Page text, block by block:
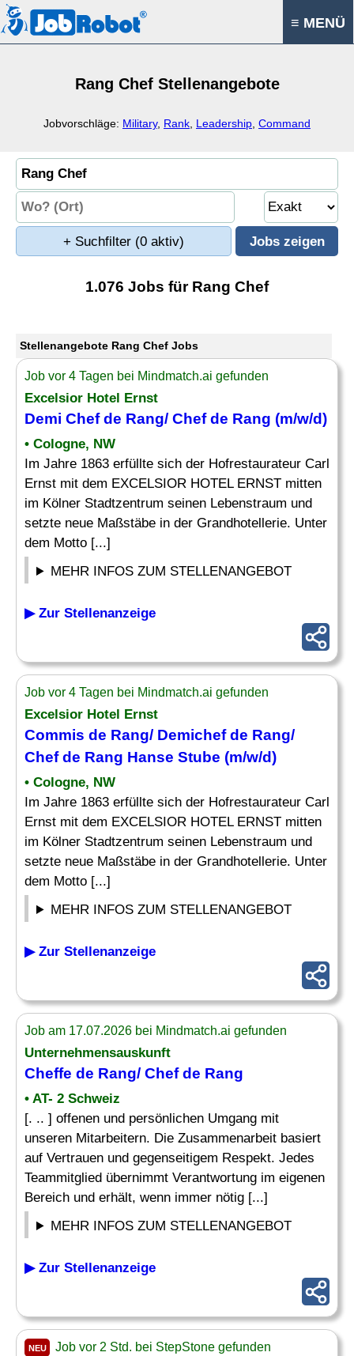
≡ MENÜ
Rang Chef Stellenangebote
Jobvorschläge: Military, Rank Leadership Command
+ Suchfilter (0 aktiv)
1.076 Jobs für Rang Chef
Stellenangebote Rang Chef Jobs
Job vor 4 Tagen bei Mindmatch.ai gefunden
Excelsior Hotel Ernst
Demi Chefde Rang/ Chefde Rang (m/w/d)
• Cologne, NW
Im Jahre 1863 erfüllte sich der Hofrestaurateur Carl
Ernst mit dem EXCELSIOR HOTEL ERNST mitten
im Kölner Stadtzentrum seinen Lebenstraum und
setzte neue Maßstäbe in der Grandhotellerie. Unter
dem Motto [...]
MEHR INFOS ZUM STELLENANGEBOT
▶ Zur Stellenanzeige
Job vor 4 Tagen bei Mindmatch.ai gefunden
Excelsior Hotel Ernst
Commis de Rang/ Demichef de Rang/
Chefde Rang Hanse Stube (m/w/d)
• Cologne, NW
Im Jahre 1863 erfüllte sich der Hofrestaurateur Carl
Ernst mit dem EXCELSIOR HOTEL ERNST mitten
im Kölner Stadtzentrum seinen Lebenstraum und
setzte neue Maßstäbe in der Grandhotellerie. Unter
dem Motto [...]
MEHR INFOS ZUM STELLENANGEBOT
▶ Zur Stellenanzeige
Job am 17.07.2026 bei Mindmatch.ai gefunden
Unternehmensauskunft
Cheffe de Rang/ Chefde Rang
• AT- 2 Schweiz
[. .. ] offenen und persönlichen Umgang mit
unseren Mitarbeitern. Die Zusammenarbeit basiert
auf Vertrauen und gegenseitigem Respekt. Jedes
Teammitglied übernimmt Verantwortung im eigenen
Bereich und erhält, wenn immer nötig [...]
MEHR INFOS ZUM STELLENANGEBOT
▶ Zur Stellenanzeige
NEU Job vor 2 Std. bei StepStone gefunden